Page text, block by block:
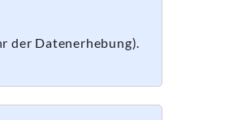
der Datenerhebung).